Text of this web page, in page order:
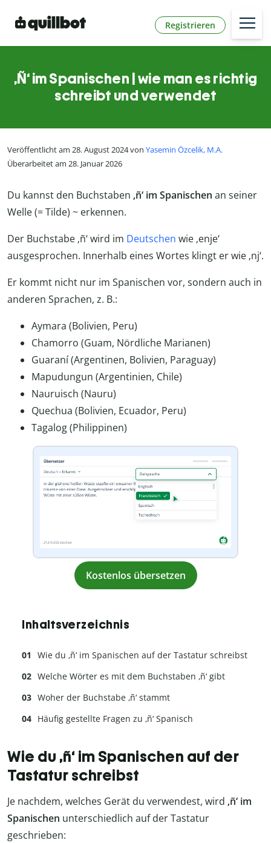
Registrieren
‚Ñ‘ im Spanischen | wie man es richtig
schreibt und verwendet
Veröffentlicht am 28. August 2024 von Yasemin Özcelik, M.A.
Überarbeitet am 28. Januar 2026
Du kannst den Buchstaben ‚ñ‘ im Spanischen an seiner
Welle (= Tilde) ~ erkennen.
Der Buchstabe ‚ñ‘ wird im Deutschen wie ‚enje‘
ausgesprochen. Innerhalb eines Wortes klingt er wie ‚nj‘.
Er kommt nicht nur im Spanischen vor, sondern auch in
anderen Sprachen, z. B.:
Aymara (Bolivien, Peru)
Chamorro (Guam, Nördliche Marianen)
Guaraní (Argentinen, Bolivien, Paraguay)
Mapudungun (Argentinien, Chile)
Nauruisch (Nauru)
Quechua (Bolivien, Ecuador, Peru)
Tagalog (Philippinen)
Kostenlos übersetzen
Inhaltsverzeichnis
Wie du ‚ñ‘ im Spanischen auf der Tastatur schreibst
Welche Wörter es mit dem Buchstaben ‚ñ‘ gibt
Woher der Buchstabe ‚ñ‘ stammt
Häufig gestellte Fragen zu ‚ñ‘ Spanisch
Wie du ‚ñ‘ im Spanischen auf der
Tastatur schreibst
Je nachdem, welches Gerät du verwendest, wird ‚ñ‘ im
Spanischen unterschiedlich auf der Tastatur
geschrieben: